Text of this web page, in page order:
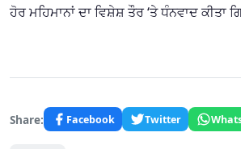
ਹੋਰ ਮਹਿਮਾਨਾਂ ਦਾ ਵਿਸ਼ੇਸ਼ ਤੌਰ ‘ਤੇ ਧੰਨਵਾਦ ਕੀਤਾ
Share: Facebook Twitter